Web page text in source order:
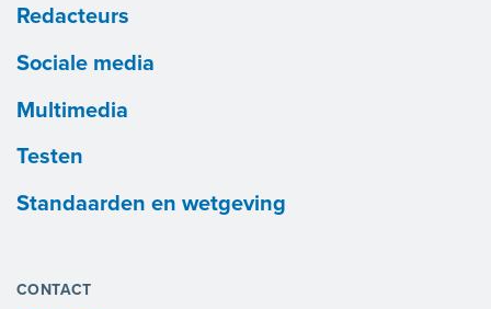
Redacteurs
Sociale media
Multimedia
Testen
Standaarden en wetgeving
CONTACT